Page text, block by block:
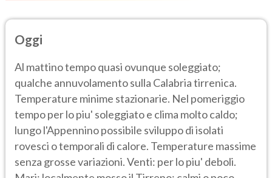
Oggi
Al mattino tempo quasi ovunque soleggiato;
qualche annuvolamento sulla Calabria tirrenica.
Temperature minime stazionarie. Nel pomeriggio
tempo per lo piu' soleggiato e clima molto caldo;
lungo l'Appennino possibile sviluppo di isolati
rovesci o temporali di calore. Temperature massime
senza grosse variazioni. Venti: per lo piu' deboli.